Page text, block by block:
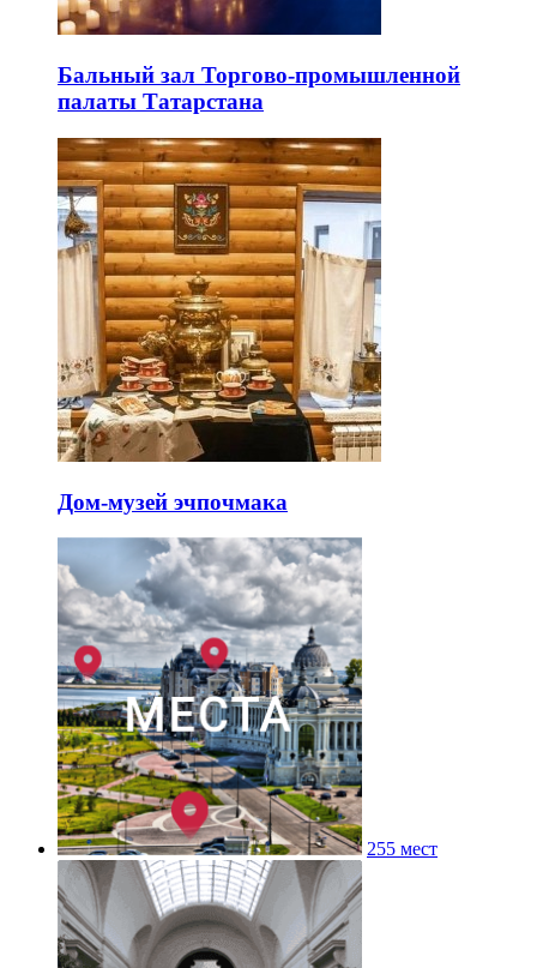
Бальный зал Торгово-промышленной
палаты Татарстана
Дом-музей эчпочмака
255 мест